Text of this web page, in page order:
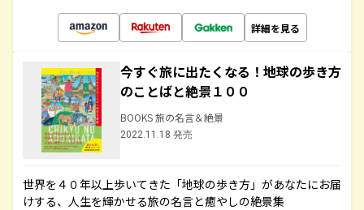
詳細を見る
今すぐ旅に出たくなる！地球の歩き方
のことばと絶景１００
BOOKS 旅の名言＆絶景
2022.11.18 発売
世界を４０年以上歩いてきた「地球の歩き方」があなたにお届
けする、人生を輝かせる旅の名言と癒やしの絶景集